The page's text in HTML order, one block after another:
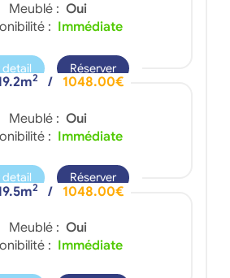
Meublé : Oui
: Immédiate
detail Réserver
2 / 1048.00€
Meublé : Oui
: Immédiate
detail Réserver
2 / 1048.00€
Meublé : Oui
: Immédiate